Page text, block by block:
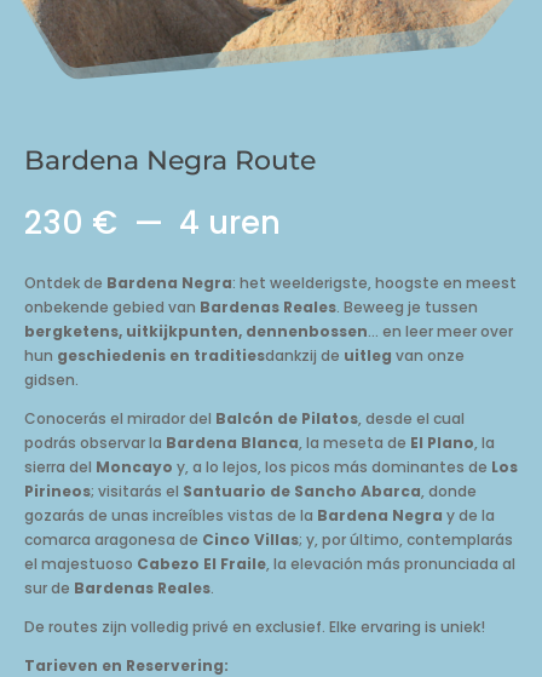
Bardena Negra Route
230 € 4 uren
Ontdek de Bardena Negra: het weelderigste, hoogste en meest
onbekende gebied van Bardenas Reales. Beweeg je tussen
bergketens, uitkijkpunten, dennenbossen... en leer meer over
hun geschiedenis en traditiesdankzij de uitleg van onze
gidsen.
Conocerás el mirador del Balcón de Pilatos, desde el cual
podrás observar la Bardena Blanca, la meseta de El Plano, la
sierra del Moncayo y, a lo lejos, los picos más dominantes de Los
Pirineos; visitarás el Santuario de Sancho Abarca, donde
gozarás de unas increíbles vistas de la Bardena Negra y de la
comarca aragonesa de Cinco Villas; y, por último, contemplarás
el majestuoso Cabezo El Fraile, la elevación más pronunciada al
sur de Bardenas Reales.
De routes zijn volledig privé en exclusief. Elke ervaring is uniek!
Tarieven en Reservering: